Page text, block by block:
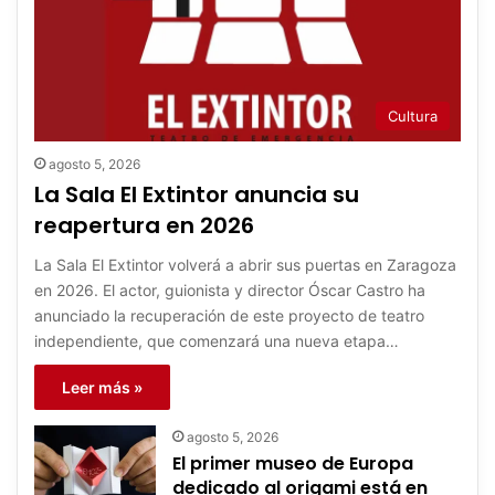
Cultura
agosto 5, 2026
La Sala El Extintor anuncia su
reapertura en 2026
La Sala El Extintor volverá a abrir sus puertas en Zaragoza
en 2026. El actor, guionista y director Óscar Castro ha
anunciado la recuperación de este proyecto de teatro
independiente, que comenzará una nueva etapa…
Leer más »
agosto 5, 2026
El primer museo de Europa
dedicado al origami está en